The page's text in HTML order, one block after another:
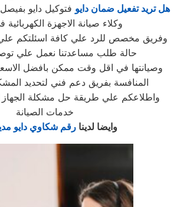
هل تريد تفعيل ضمان دايو فتوكيل دايو
وكلاء صيانة الاجهزة
حالة طلب مساعدتنا نعمل علي
وصيانتها في اقل وقت ممكن بافضل
المنافسة بفريق دعم فني لتحديد
واطلاعكم علي طريقة حل مشكلة الجهاز
خدمات الصيانة
وايضا لدينا رقم شكاوي دايو